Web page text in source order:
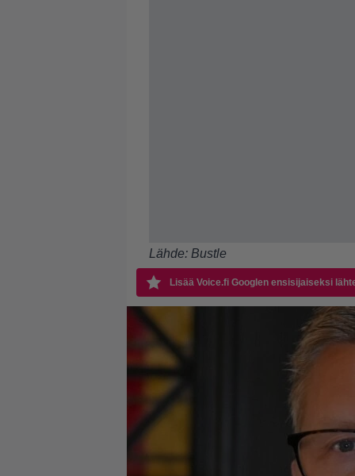
Lähde: Bustle
Lisää Voice.fi Googlen ensisijaiseksi